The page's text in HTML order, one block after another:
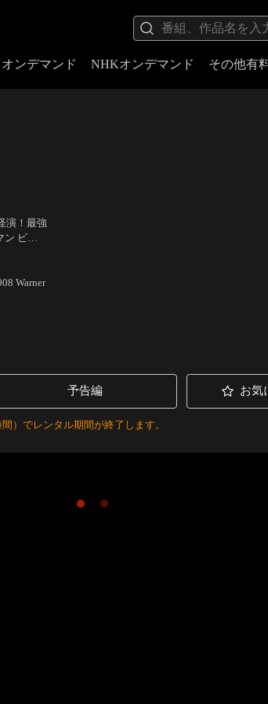
ンデマンド NHKオンデマンド その他有
演！最強
ン ビギ
Warner
予告編 お気
）でレンタル期間が終了します。